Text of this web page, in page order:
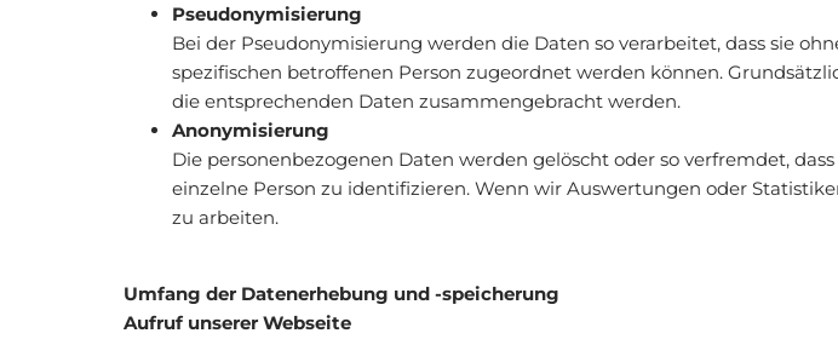
Pseudonymisierung
Bei der Pseudonymisierung werden die Daten so verarbeitet, dass sie
spezifischen betroffenen Person zugeordnet werden können.
die entsprechenden Daten zusammengebracht werden.
Anonymisierung
Die personenbezogenen Daten werden gelöscht oder so verfremdet,
einzelne Person zu identifizieren. Wenn wir Auswertungen oder
zu arbeiten.
Umfang der Datenerhebung und -speicherung
Aufruf unserer Webseite